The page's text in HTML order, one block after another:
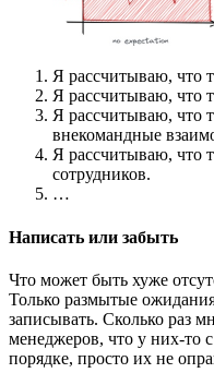
Я рассчитываю, что
Я рассчитываю, что
Я рассчитываю, что
внекомандные
Я рассчитываю, что
сотрудников.
…
Написать или забыть
Что может быть хуже
Только размытые
записывать. Сколько раз
менеджеров, что у них-то
порядке, просто их не